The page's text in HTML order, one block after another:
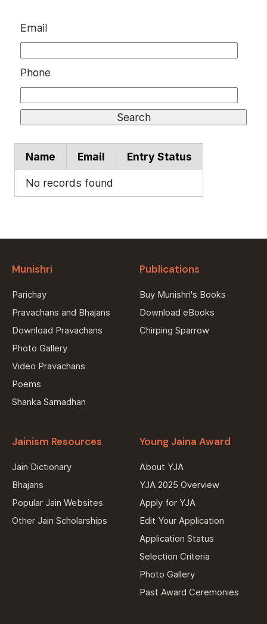
Email
Phone
Name Email Entry Status
No records found
Munishri
Parichay
Pravachans and Bhajans
Download Pravachans
Photo Gallery
Video Pravachans
Poems
Shanka Samadhan
Publications
Buy Munishri's Books
Download eBooks
Chirping Sparrow
Jainism Resources
Jain Dictionary
Bhajans
Popular Jain Websites
Other Jain Scholarships
Young Jaina Award
About YJA
YJA 2025 Overview
Apply for YJA
Edit Your Application
Application Status
Selection Criteria
Photo Gallery
Past Award Ceremonies